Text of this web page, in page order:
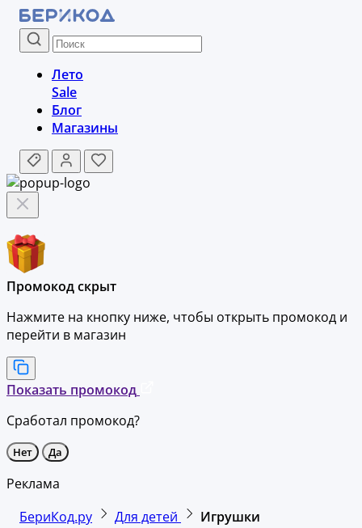
Лето
Sale
Блог
Магазины
Промокод скрыт
Нажмите на кнопку ниже, чтобы открыть промокод и
перейти в магазин
Показать промокод
Сработал промокод?
Нет Да
Реклама
БериКод.ру
Для детей Игрушки